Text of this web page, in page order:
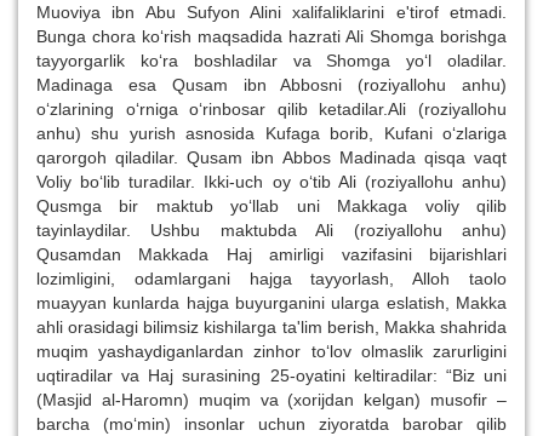
Muoviya ibn Abu Sufyon Alini xalifaliklarini e'tirof etmadi.
Bunga chora ko‘rish maqsadida hazrati Ali Shomga borishga
tayyorgarlik ko‘ra boshladilar va Shomga yo‘l oladilar.
Madinaga esa Qusam ibn Abbosni (roziyallohu anhu)
o‘zlarining o‘rniga o‘rinbosar qilib ketadilar.Ali (roziyallohu
anhu) shu yurish asnosida Kufaga borib, Kufani o‘zlariga
qarorgoh qiladilar. Qusam ibn Abbos Madinada qisqa vaqt
Voliy bo‘lib turadilar. Ikki-uch oy o‘tib Ali (roziyallohu anhu)
Qusmga bir maktub yo‘llab uni Makkaga voliy qilib
tayinlaydilar. Ushbu maktubda Ali (roziyallohu anhu)
Qusamdan Makkada Haj amirligi vazifasini bijarishlari
lozimligini, odamlargani hajga tayyorlash, Alloh taolo
muayyan kunlarda hajga buyurganini ularga eslatish, Makka
ahli orasidagi bilimsiz kishilarga ta'lim berish, Makka shahrida
muqim yashaydiganlardan zinhor to‘lov olmaslik zarurligini
uqtiradilar va Haj surasining 25-oyatini keltiradilar: “Biz uni
(Masjid al-Haromn) muqim va (xorijdan kelgan) musofir –
barcha (mo‘min) insonlar uchun ziyoratda barobar qilib